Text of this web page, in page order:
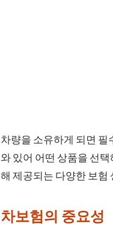
차량을 소유하게 되면 필
와 있어 어떤 상품을 선
해 제공되는 다양한 보험
차보험의 중요성